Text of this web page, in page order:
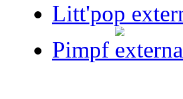
Litt'pop
Pimpf